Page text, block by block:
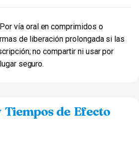
Por vía oral en comprimidos o
de liberación prolongada si las
no compartir ni usar por
seguro.
de Efecto